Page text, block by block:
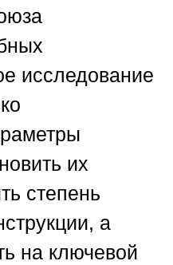
исследование
их
степень
а
на ключевой